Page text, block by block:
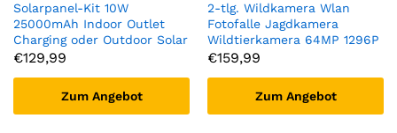
Solarpanel-Kit 10W
25000mAh Indoor Outlet
Charging oder Outdoor Solar
Charging, 5V Input,
WildKameras, Mobiles,
Laptops | BL25A
€129,99
Zum Angebot
2-tlg. Wildkamera Wlan
Fotofalle Jagdkamera
Wildtierkamera 64MP 1296P
0,1s Schnelle Trigger
IP66 Wasserdichter | W600
Braun
€159,99
Zum Angebot